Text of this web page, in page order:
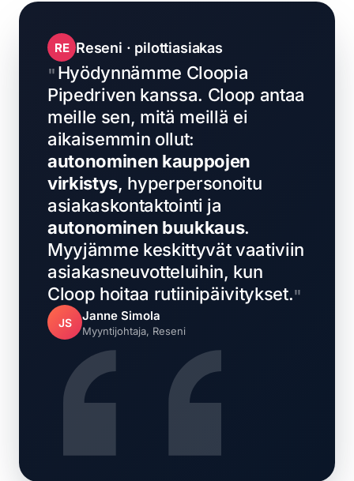
RE Reseni · pilottiasiakas
Hyödynnämme Cloopia
Pipedriven kanssa. Cloop antaa
meille sen, mitä meillä ei
aikaisemmin ollut:
autonominen kauppojen
virkistys, hyperpersonoitu
asiakaskontaktointi ja
autonominen buukkaus.
Myyjämme keskittyvät vaativiin
asiakasneuvotteluihin, kun
Cloop hoitaa rutiinipäivitykset.
JS Janne Simola
Myyntijohtaja, Reseni